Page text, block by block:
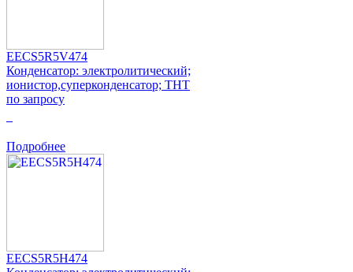
EECS5R5V474
Конденсатор: электролитический;
ионистор,суперконденсатор; THT
по запросу
Подробнее
EECS5R5H474